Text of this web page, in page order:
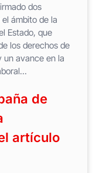
dos
ámbito de la
Estado, que
los derechos de
un avance en la
de
artículo